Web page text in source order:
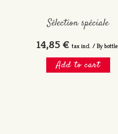
Sélection spéciale
14,85 € tax incl. / By bottle
Add to cart